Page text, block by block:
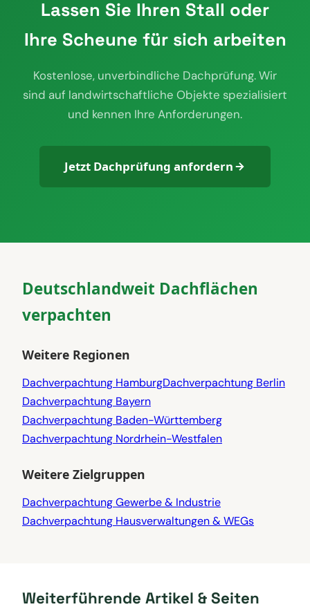
Lassen Sie Ihren Stall oder
Ihre Scheune für sich arbeiten
Kostenlose, unverbindliche Dachprüfung. Wir
sind auf landwirtschaftliche Objekte spezialisiert
und kennen Ihre Anforderungen.
Jetzt Dachprüfung anfordern
Deutschlandweit Dachflächen
verpachten
Weitere Regionen
Dachverpachtung HamburgDachverpachtung Berlin
Dachverpachtung Bayern
Dachverpachtung Baden-Württemberg
Dachverpachtung Nordrhein-Westfalen
Weitere Zielgruppen
Dachverpachtung Gewerbe & Industrie
Dachverpachtung Hausverwaltungen & WEGs
Weiterführende Artikel & Seiten